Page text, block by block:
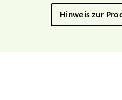
Hinweis zur